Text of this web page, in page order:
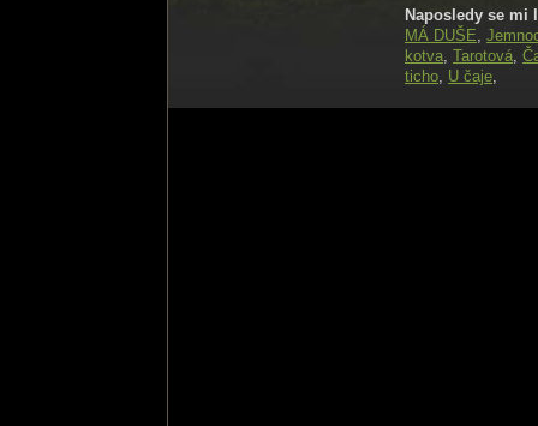
Naposledy se mi
MÁ DUŠE,
kotva, Tarotová,
ticho, U čaje,